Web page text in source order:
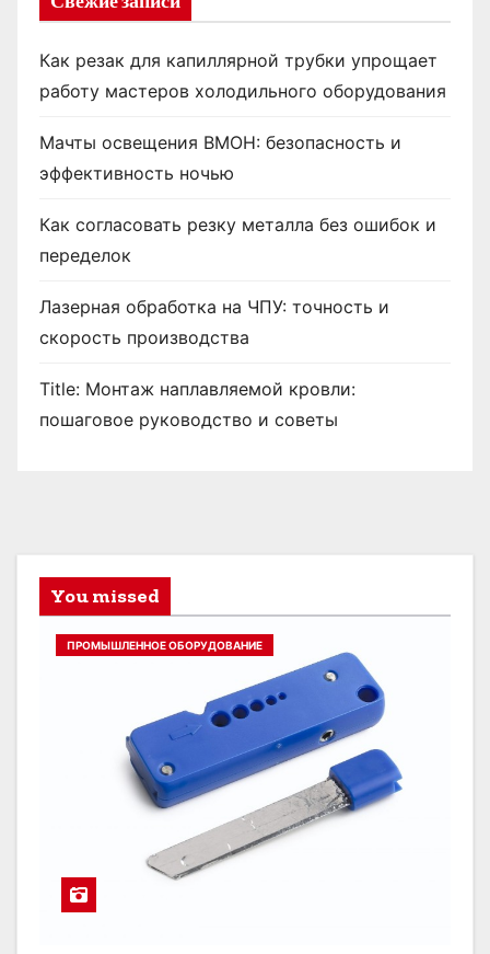
Как резак для капиллярной трубки упрощает
работу мастеров холодильного оборудования
Мачты освещения ВМОН: безопасность и
эффективность ночью
Как согласовать резку металла без ошибок и
переделок
Лазерная обработка на ЧПУ: точность и
скорость производства
Title: Монтаж наплавляемой кровли:
пошаговое руководство и советы
You missed
ПРОМЫШЛЕННОЕ ОБОРУДОВАНИЕ